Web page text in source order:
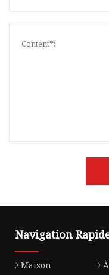
Navigation
Maison